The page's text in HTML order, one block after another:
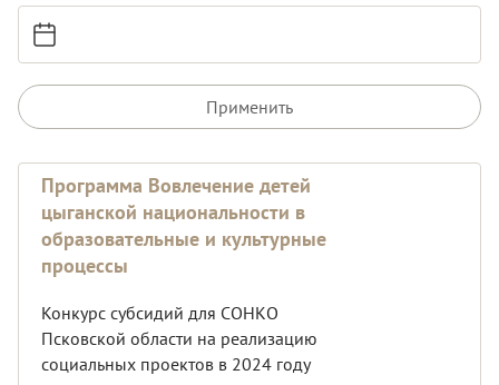
Применить
Программа Вовлечение детей
цыганской национальности в
образовательные и культурные
процессы
Конкурс субсидий для СОНКО
Псковской области на реализацию
социальных проектов в 2024 году